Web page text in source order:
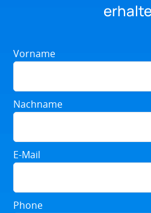
Vorname
Nachname
E-Mail
Phone